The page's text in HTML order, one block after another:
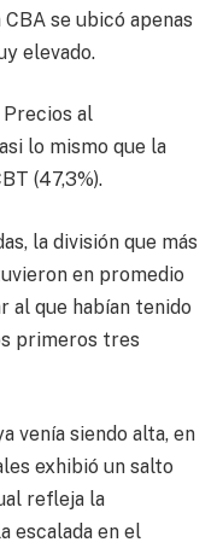
se ubicó apenas
elevado.
Precios al
lo mismo que la
(47,3%).
la división que más
en promedio
al que habían tenido
primeros tres
venía siendo alta, en
exhibió un salto
refleja la
escalada en el